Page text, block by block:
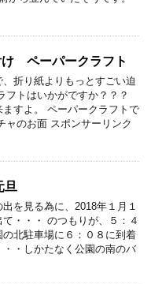
け ペーパークラフト
折り紙よりもっとすごい迫
フトはいかがですか？？？
すよ。 ペーパークラフトで
ャのお面 スポンサーリンク
旦
を見る為に、2018年１月１
・・・ のつもりが、５：４
の北駐車場に６：０８に到着
・しかたなく公園の南のバ